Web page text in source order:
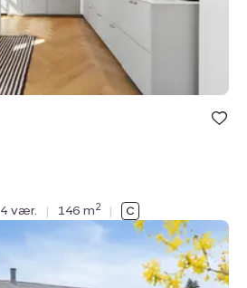
4 vær. | 146 m2 |